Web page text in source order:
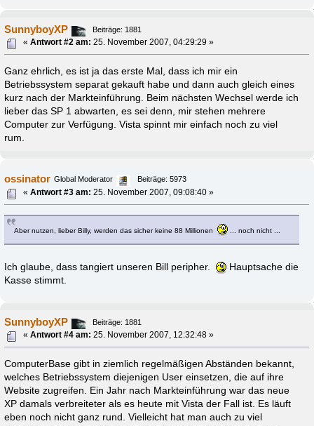
SunnyboyXP
Beiträge: 1881
«Antwort #2 am: 25. November 2007, 04:29:29 »
Ganz ehrlich, es ist ja das erste Mal, dass ich mir ein
Betriebssystem separat gekauft habe und dann auch gleich eines
kurz nach der Markteinführung. Beim nächsten Wechsel werde ich
lieber das SP 1 abwarten, es sei denn, mir stehen mehrere
Computer zur Verfügung. Vista spinnt mir einfach noch zu viel
rum.
ossinator Global Moderator
Beiträge: 5973
«Antwort #3 am: 25. November 2007, 09:08:40 »
Aber nutzen, lieber Billy, werden das sicher keine 88 Millionen ... noch nicht ...
Ich glaube, dass tangiert unseren Bill peripher.
Hauptsache die
Kasse stimmt.
SunnyboyXP
Beiträge: 1881
«Antwort #4 am: 25. November 2007, 12:32:48 »
ComputerBase gibt in ziemlich regelmäßigen Abständen bekannt,
welches Betriebssystem diejenigen User einsetzen, die auf ihre
Website zugreifen. Ein Jahr nach Markteinführung war das neue
XP damals verbreiteter als es heute mit Vista der Fall ist. Es läuft
eben noch nicht ganz rund. Vielleicht hat man auch zu viel